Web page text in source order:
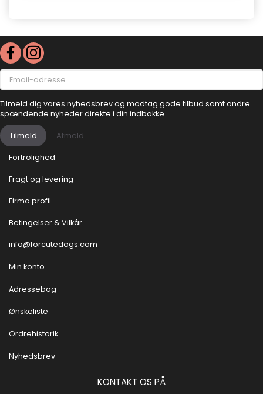
Email-
adresse
Tilmeld dig vores nyhedsbrev og modtag gode tilbud samt andre
spændende nyheder direkte i din indbakke.
Tilmeld Afmeld
Fortrolighed
Fragt og levering
Firma profil
Betingelser & Vilkår
info@forcutedogs.com
Min konto
Adressebog
Ønskeliste
Ordrehistorik
Nyhedsbrev
KONTAKT OS PÅ